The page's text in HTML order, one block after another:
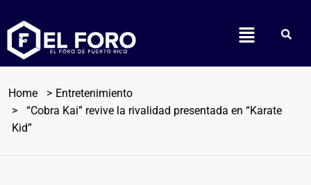
Home
Entretenimiento
“Cobra Kai” revive la rivalidad presentada en “Karate
Kid”